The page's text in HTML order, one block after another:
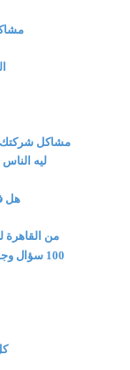
مشاكل شركتك
ليه
هل
من القاهرة
100 سؤال وجواب عن بطرس بيتر ساعد آلاف الناس يغير...